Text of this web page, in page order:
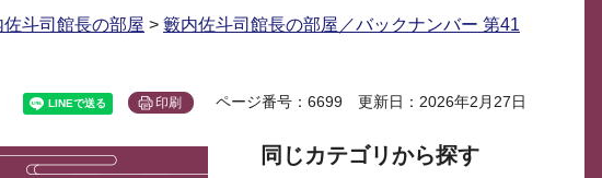
佐斗司館長の部屋 > 籔内佐斗司館長の部屋／バックナンバー 第41
印刷 ページ番号：6699 更新日：2026年2月27日
同じカテゴリから探す